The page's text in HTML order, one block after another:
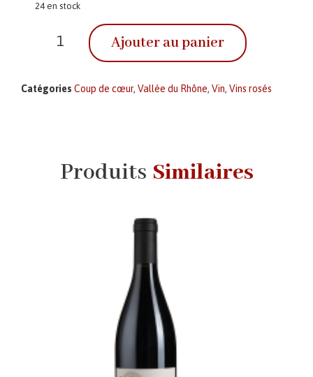
24 en stock
Ajouter au panier
Catégories Coup de cœur, Vallée du Rhône, Vin, Vins rosés
Produits Similaires